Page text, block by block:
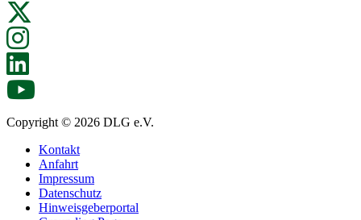
Copyright © 2026 DLG e.V.
Kontakt
Anfahrt
Impressum
Datenschutz
Hinweisgeberportal